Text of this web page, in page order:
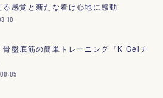
る感覚と新たな着け心地に感動
骨盤底筋の簡単トレーニング『K Gelチ